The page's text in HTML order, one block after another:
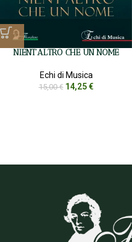
NIENT’ALTRO CHE UN NOME
Echi di Musica
15,00€ 14,25€